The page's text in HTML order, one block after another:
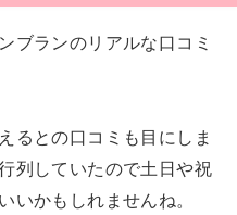
ブランのリアルな口コミ
るとの口コミも目にしま
列していたので土日や祝
いかもしれませんね。